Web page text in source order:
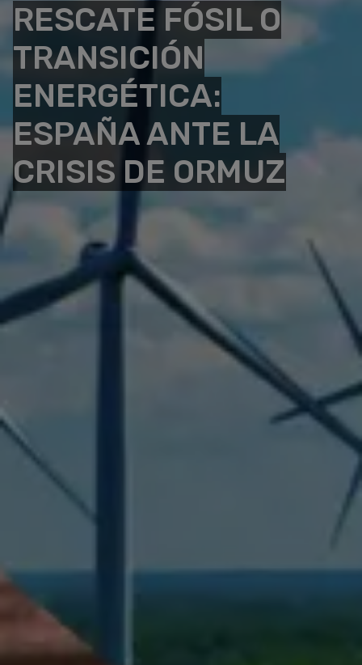
RESCATE FÓSIL O
TRANSICIÓN
ENERGÉTICA:
ESPAÑA ANTE LA
CRISIS DE ORMUZ